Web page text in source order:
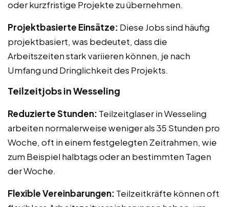
oder kurzfristige Projekte zu übernehmen.
Projektbasierte Einsätze: Diese Jobs sind häufig
projektbasiert, was bedeutet, dass die
Arbeitszeiten stark variieren können, je nach
Umfang und Dringlichkeit des Projekts.
Teilzeitjobs in Wesseling
Reduzierte Stunden: Teilzeitglaser in Wesseling
arbeiten normalerweise weniger als 35 Stunden pro
Woche, oft in einem festgelegten Zeitrahmen, wie
zum Beispiel halbtags oder an bestimmten Tagen
der Woche.
Flexible Vereinbarungen: Teilzeitkräfte können oft